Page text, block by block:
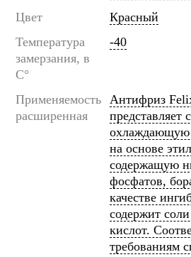
Цвет
Красный
Температура
замерзания, в
C°
-40
Применяемость
расширенная
Антифриз
представляет
охлаждающую
на основе
содержащую
фосфатов,
качестве
содержит
кислот.
требованиям